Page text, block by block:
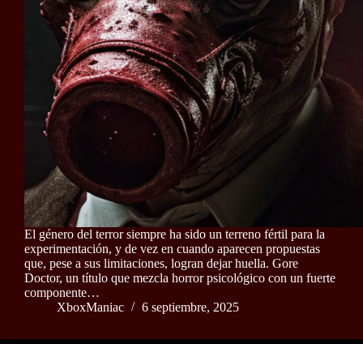
El género del terror siempre ha sido un terreno fértil para la
experimentación, y de vez en cuando aparecen propuestas
que, pese a sus limitaciones, logran dejar huella. Gore
Doctor, un título que mezcla horror psicológico con un fuerte
componente…
XboxManiac
6 septiembre, 2025